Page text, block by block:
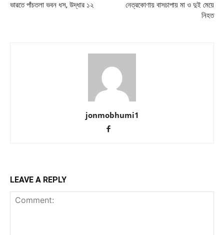
ভারতে পাঁচতলা ভবন ধস, উদ্ধার ১২
নেত্রকোণায় বাসচাপায় মা ও দুই মেয়ে
নিহত
jonmobhumi1
LEAVE A REPLY